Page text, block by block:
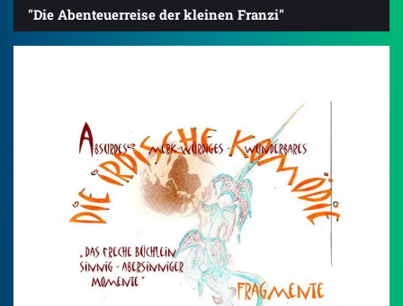
"Die Abenteuerreise der kleinen Franzi"